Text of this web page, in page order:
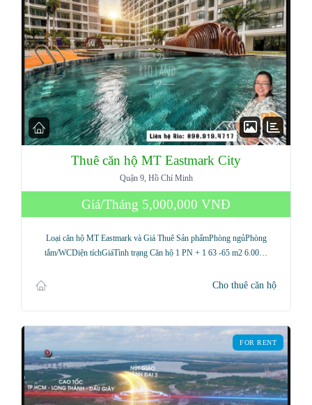
Thuê căn hộ MT Eastmark City
Quận 9, Hồ Chí Minh
Giá/Tháng 5,000,000 VNĐ
Loại căn hộ MT Eastmark và Giá Thuê Sản phẩmPhòng ngủPhòng
tắm/WCDiện tíchGiáTình trạng Căn hộ 1 PN + 1 63 -65 m2 6.00…
Cho thuê căn hộ
FOR RENT